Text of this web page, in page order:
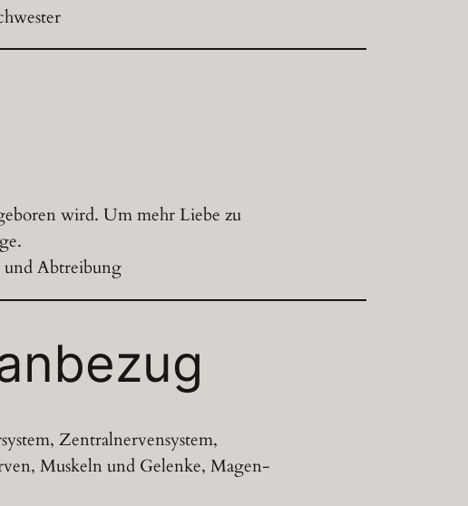
wird. Um mehr Liebe zu
und Abtreibung
Zentralnervensystem,
Muskeln und Gelenke, Magen-